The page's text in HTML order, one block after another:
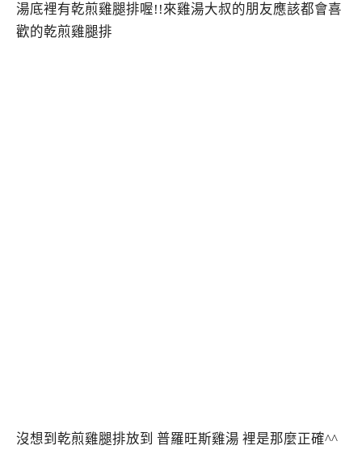
湯底裡有乾煎雞腿排喔!!來雞湯大叔的朋友應該都會喜
歡的乾煎雞腿排
沒想到乾煎雞腿排放到 普羅旺斯雞湯 裡是那麼正確^^